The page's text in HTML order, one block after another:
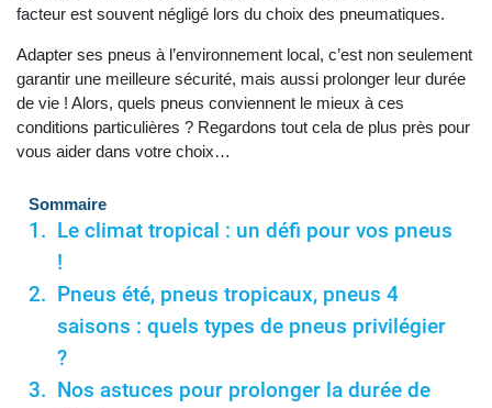
facteur est souvent négligé lors du choix des pneumatiques.
Adapter ses pneus à l’environnement local, c’est non seulement
garantir une meilleure sécurité, mais aussi prolonger leur durée
de vie ! Alors, quels pneus conviennent le mieux à ces
conditions particulières ? Regardons tout cela de plus près pour
vous aider dans votre choix…
Sommaire
Le climat tropical : un défi pour vos pneus
!
Pneus été, pneus tropicaux, pneus 4
saisons : quels types de pneus privilégier
?
Nos astuces pour prolonger la durée de